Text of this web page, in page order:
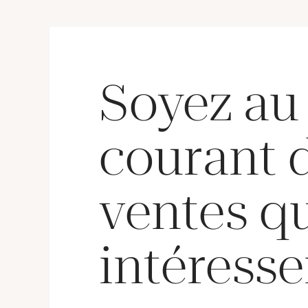
Soyez au
courant
ventes